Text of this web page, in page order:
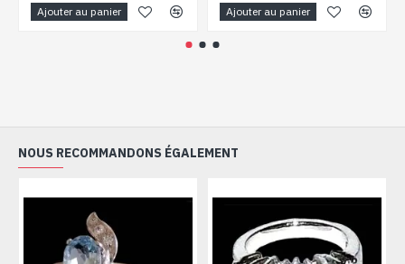
Ajouter au panier Ajouter au panier
NOUS RECOMMANDONS ÉGALEMENT